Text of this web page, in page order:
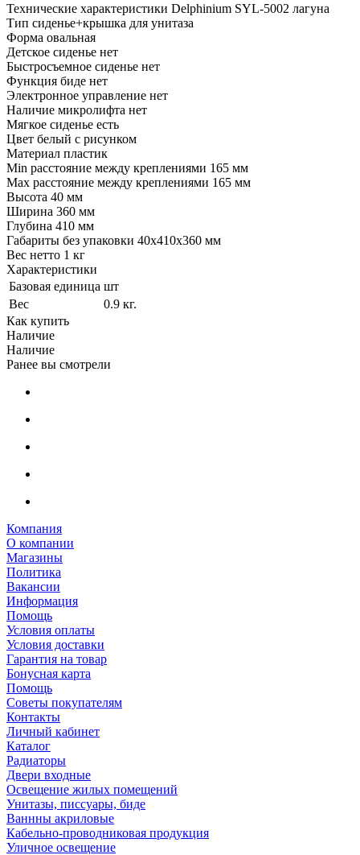
Технические характеристики Delphinium SYL-5002 лагуна
Тип сиденье+крышка для унитаза
Форма овальная
Детское сиденье нет
Быстросъемное сиденье нет
Функция биде нет
Электронное управление нет
Наличие микролифта нет
Мягкое сиденье есть
Цвет белый с рисунком
Материал пластик
Min расстояние между креплениями 165 мм
Max расстояние между креплениями 165 мм
Высота 40 мм
Ширина 360 мм
Глубина 410 мм
Габариты без упаковки 40х410х360 мм
Вес нетто 1 кг
Характеристики
Базовая единица шт
Вес
0.9 кг.
Как купить
Наличие
Наличие
Ранее вы смотрели
Компания
О компании
Магазины
Политика
Вакансии
Информация
Помощь
Условия оплаты
Условия доставки
Гарантия на товар
Бонусная карта
Помощь
Советы покупателям
Контакты
Личный кабинет
Каталог
Радиаторы
Двери входные
Освещение жилых помещений
Унитазы, писсуары, биде
Ваннны акриловые
Кабельно-проводниковая продукция
Уличное освещение